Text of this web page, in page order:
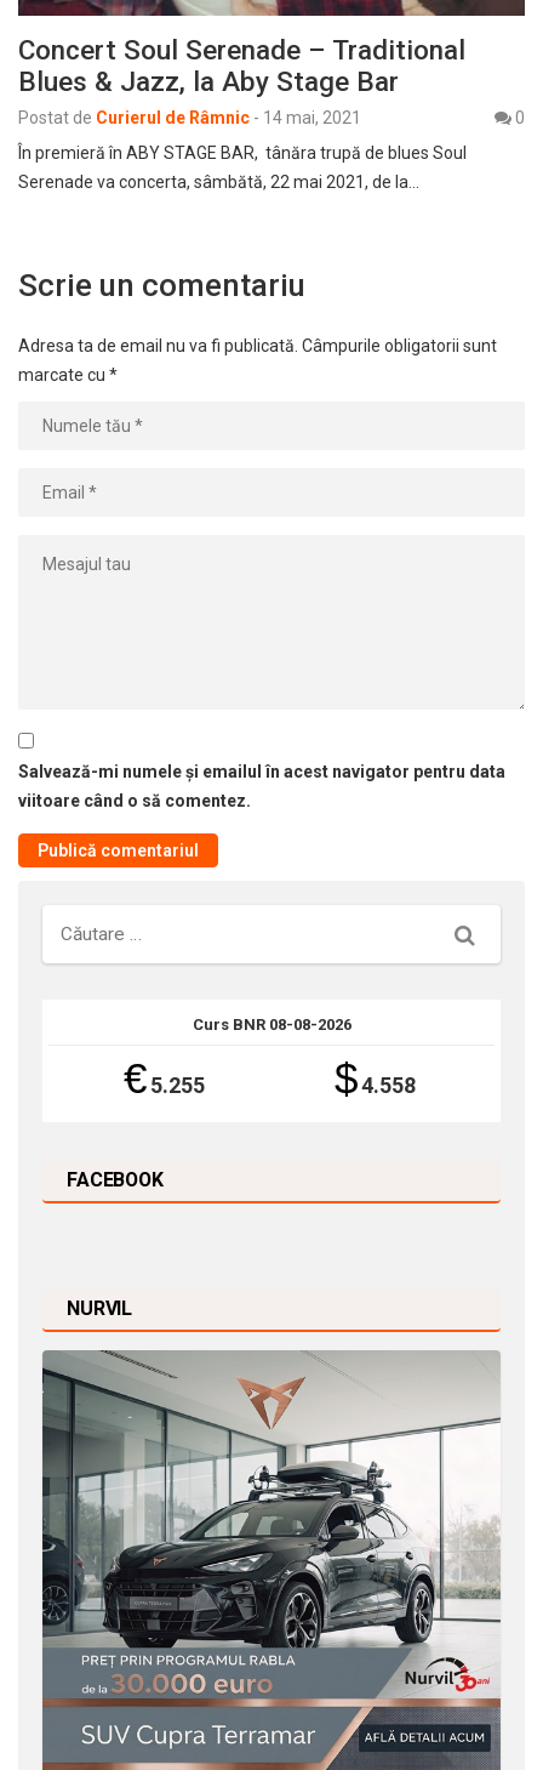
Concert Soul Serenade – Traditional
Blues & Jazz, la Aby Stage Bar
Postat de Curierul de Râmnic - 14 mai, 2021
0
În premieră în ABY STAGE BAR, tânăra trupă de blues Soul
Serenade va concerta, sâmbătă, 22 mai 2021, de la…
Scrie un comentariu
Adresa ta de email nu va fi publicată. Câmpurile obligatorii sunt
marcate cu *
Salvează-mi numele și emailul în acest navigator pentru data
viitoare când o să comentez.
Căutare
Curs BNR 08-08-2026
€5.255 $4.558
FACEBOOK
NURVIL